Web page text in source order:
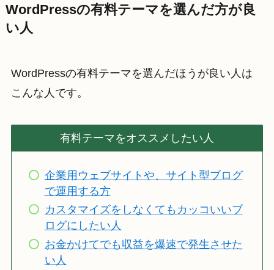
WordPressの有料テーマを選んだ方が良
い人
WordPressの有料テーマを選んだほうが良い人は
こんな人です。
有料テーマをオススメしたい人
企業用ウェブサイトや、サイト型ブログ
で運用する方
カスタマイズをしなくてもカッコいいブ
ログにしたい人
お金かけてでも収益を爆速で発生させた
い人